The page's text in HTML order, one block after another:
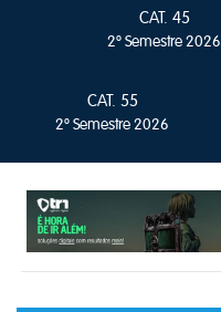
CAT. 45
2º Semestre 2026
CAT. 55
2º Semestre 2026